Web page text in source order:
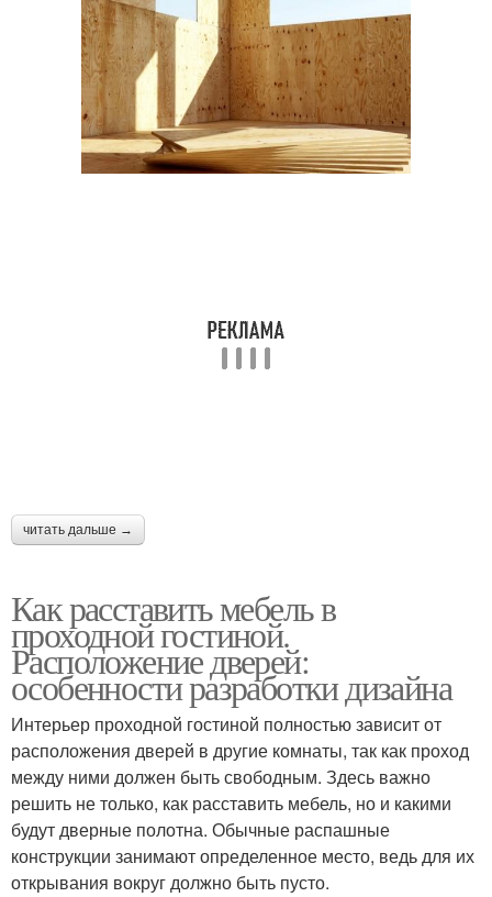
читать дальше →
Как расставить мебель в
проходной гостиной.
Расположение дверей:
особенности разработки дизайна
Интерьер проходной гостиной полностью зависит от
расположения дверей в другие комнаты, так как проход
между ними должен быть свободным. Здесь важно
решить не только, как расставить мебель, но и какими
будут дверные полотна. Обычные распашные
конструкции занимают определенное место, ведь для их
открывания вокруг должно быть пусто.